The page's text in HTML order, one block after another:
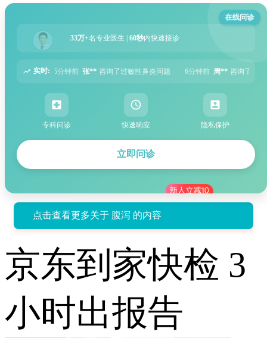
在线问诊
33万+名专业医生 | 60秒内快速接诊
实时:
咨询了过敏性鼻炎问题 6分钟前 周** 咨询了胃痛问题 8分钟前 王** 咨询了
专科问诊 快速响应 隐私保护
立即问诊
点击查看更多关于 腹泻 的内容
京东到家快检 3
小时出报告